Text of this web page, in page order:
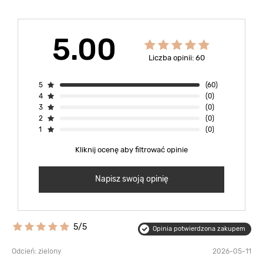
5.00 Liczba opinii: 60
5
(60)
4
(0)
3
(0)
2
(0)
1
(0)
Kliknij ocenę aby filtrować opinie
Napisz swoją opinię
5/5 Opinia potwierdzona zakupem
Odcień: zielony 2026-05-11